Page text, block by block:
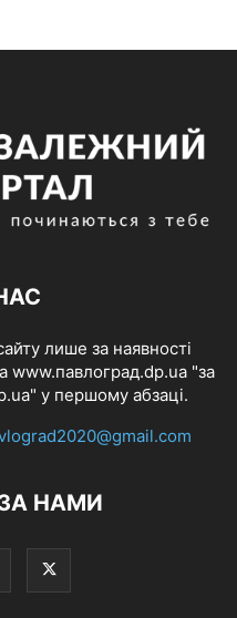
лише за наявності
www.павлоград.dp.ua "за
у першому абзаці.
НАМИ